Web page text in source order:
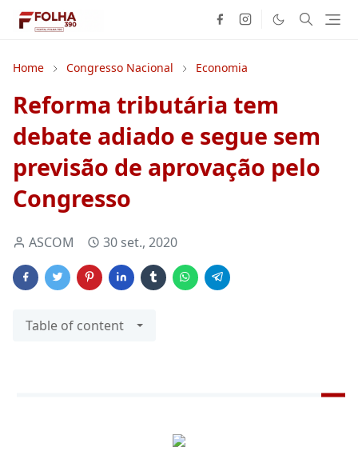
Home Congresso Nacional Economia
Reforma tributária tem
debate adiado e segue sem
previsão de aprovação pelo
Congresso
ASCOM 30 set., 2020
Table of content